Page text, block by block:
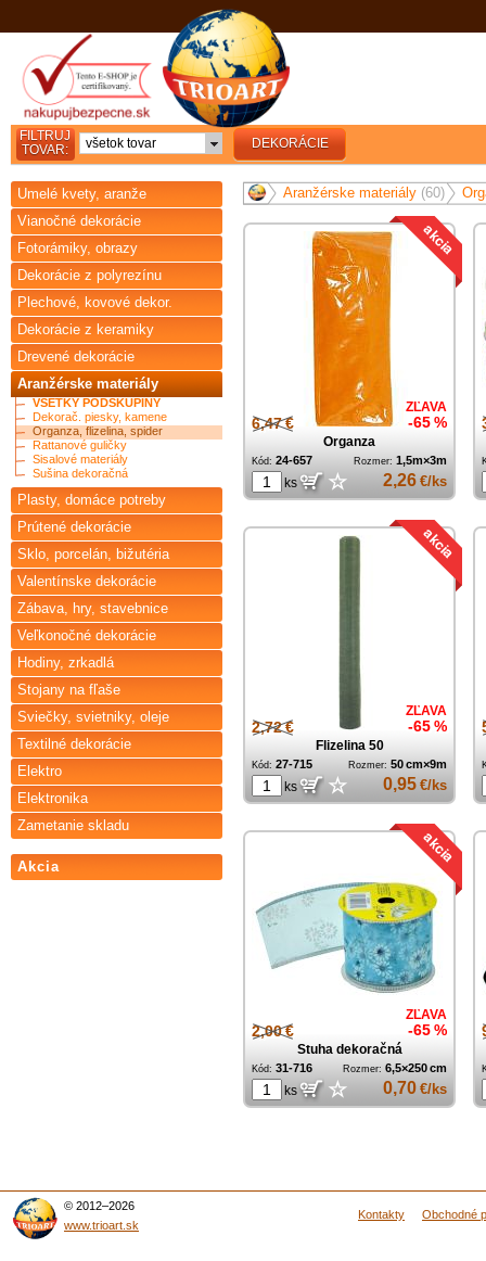
FILTRUJ
TOVAR:
všetok tovar DEKORÁCIE
Umelé kvety, aranže
Vianočné dekorácie
Fotorámiky, obrazy
Dekorácie z polyrezínu
Plechové, kovové dekor.
Dekorácie z keramiky
Drevené dekorácie
Aranžérske materiály
VŠETKY PODSKUPINY
Dekorač. piesky, kamene
Organza, flizelina, spider
Rattanové guličky
Sisalové materiály
Sušina dekoračná
Plasty, domáce potreby
Prútené dekorácie
Sklo, porcelán, bižutéria
Valentínske dekorácie
Zábava, hry, stavebnice
Veľkonočné dekorácie
Hodiny, zrkadlá
Stojany na fľaše
Sviečky, svietniky, oleje
Textilné dekorácie
Elektro
Elektronika
Zametanie skladu
Akcia
Aranžérske materiály (60)
6,47 €
ZĽAVA
-65 %
Organza
2,26 €/ks
Rozmer: 1,5m×3m
Kód: 24-657
ks
☆
2,72 €
ZĽAVA
-65 %
Flizelina 50
0,95 €/ks
Rozmer: 50 cm×9m
Kód: 27-715
ks
☆
2,00 €
ZĽAVA
-65 %
Stuha dekoračná
0,70 €/ks
Rozmer: 6,5×250 cm
Kód: 31-716
ks
☆
© 2012–2026
www.trioart.sk
Kontakty Obchodné